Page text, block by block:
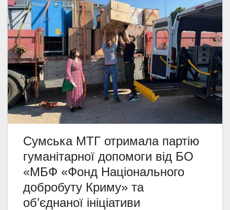
Сумська МТГ отримала партію
гуманітарної допомоги від БО
«МБФ «Фонд Національного
добробуту Криму» та
об’єднаної ініціативи